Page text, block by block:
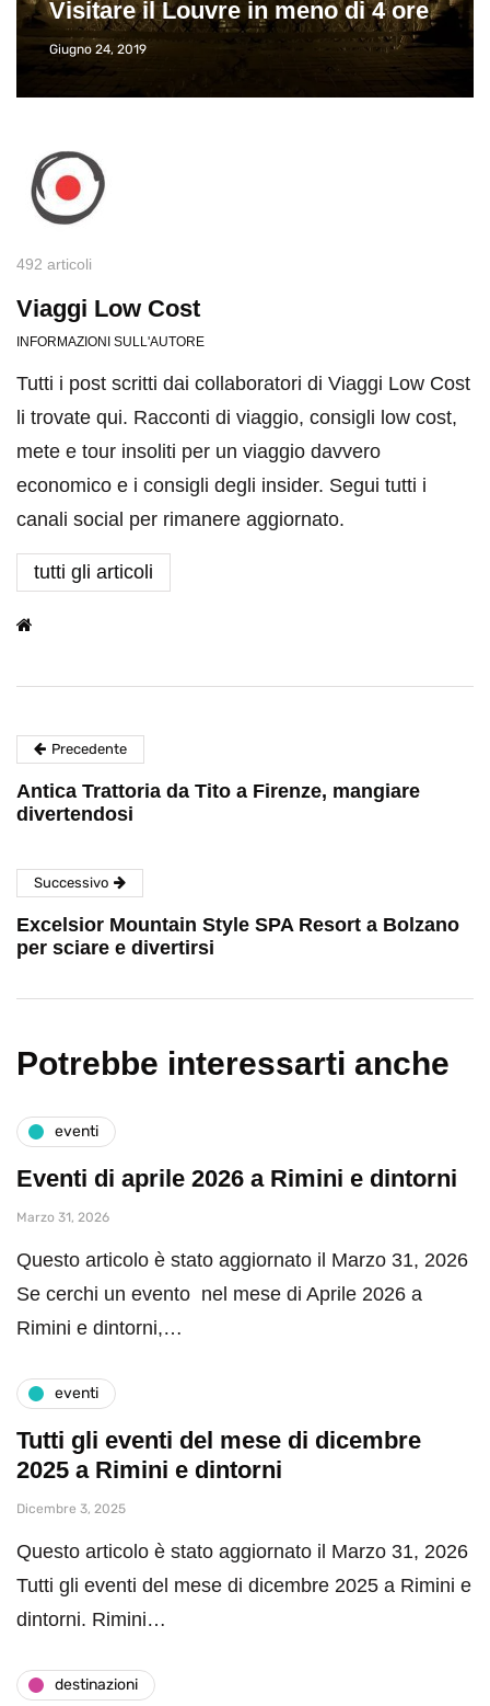
Visitare il Louvre in meno di 4 ore
Giugno 24, 2019
492 articoli
Viaggi Low Cost
INFORMAZIONI SULL'AUTORE
Tutti i post scritti dai collaboratori di Viaggi Low Cost
li trovate qui. Racconti di viaggio, consigli low cost,
mete e tour insoliti per un viaggio davvero
economico e i consigli degli insider. Segui tutti i
canali social per rimanere aggiornato.
tutti gli articoli
Precedente
Antica Trattoria da Tito a Firenze, mangiare
divertendosi
Successivo
Excelsior Mountain Style SPA Resort a Bolzano
per sciare e divertirsi
Potrebbe interessarti anche
eventi
Eventi di aprile 2026 a Rimini e dintorni
Marzo 31, 2026
Questo articolo è stato aggiornato il Marzo 31, 2026
Se cerchi un evento nel mese di Aprile 2026 a
Rimini e dintorni,…
eventi
Tutti gli eventi del mese di dicembre
2025 a Rimini e dintorni
Dicembre 3, 2025
Questo articolo è stato aggiornato il Marzo 31, 2026
Tutti gli eventi del mese di dicembre 2025 a Rimini e
dintorni. Rimini…
destinazioni